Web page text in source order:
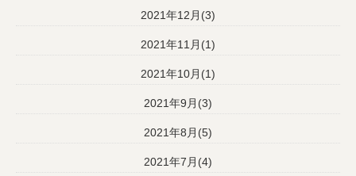
2021年12月(3)
2021年11月(1)
2021年10月(1)
2021年9月(3)
2021年8月(5)
2021年7月(4)